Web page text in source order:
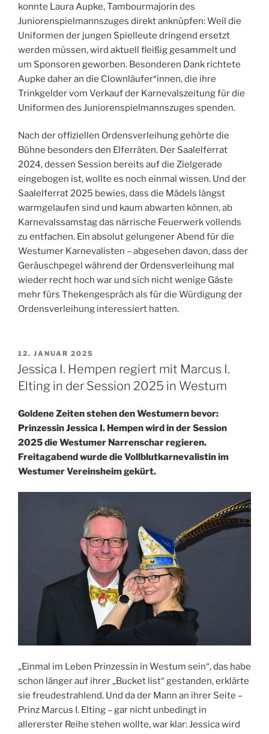
konnte Laura Aupke, Tambourmajorin des
Juniorenspielmannszuges direkt anknüpfen: Weil die
Uniformen der jungen Spielleute dringend ersetzt
werden müssen, wird aktuell fleißig gesammelt und
um Sponsoren geworben. Besonderen Dank richtete
Aupke daher an die Clownläufer*innen, die ihre
Trinkgelder vom Verkauf der Karnevalszeitung für die
Uniformen des Juniorenspielmannszuges spenden.
Nach der offiziellen Ordensverleihung gehörte die
Bühne besonders den Elferräten. Der Saalelferrat
2024, dessen Session bereits auf die Zielgerade
eingebogen ist, wollte es noch einmal wissen. Und der
Saalelferrat 2025 bewies, dass die Mädels längst
warmgelaufen sind und kaum abwarten können, ab
Karnevalssamstag das närrische Feuerwerk vollends
zu entfachen. Ein absolut gelungener Abend für die
Westumer Karnevalisten – abgesehen davon, dass der
Geräuschpegel während der Ordensverleihung mal
wieder recht hoch war und sich nicht wenige Gäste
mehr fürs Thekengespräch als für die Würdigung der
Ordensverleihung interessiert hatten.
VERÖFFENTLICHT
AM
12. JANUAR 2025
Jessica I. Hempen regiert mit Marcus I.
Elting in der Session 2025 in Westum
Goldene Zeiten stehen den Westumern bevor:
Prinzessin Jessica I. Hempen wird in der Session
2025 die Westumer Narrenschar regieren.
Freitagabend wurde die Vollblutkarnevalistin im
Westumer Vereinsheim gekürt.
„Einmal im Leben Prinzessin in Westum sein“, das habe
schon länger auf ihrer „Bucket list“ gestanden, erklärte
sie freudestrahlend. Und da der Mann an ihrer Seite –
Prinz Marcus I. Elting – gar nicht unbedingt in
allererster Reihe stehen wollte, war klar: Jessica wird